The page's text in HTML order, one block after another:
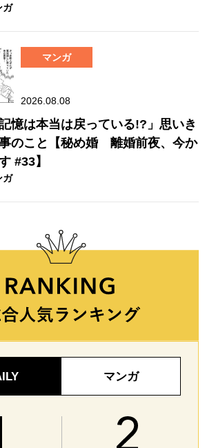
ガ
マンガ
2026.08.08
憶は本当は戻っている!?」思いき
のこと【秘め婚 離婚前夜、今か
#33】
ガ
マンガ